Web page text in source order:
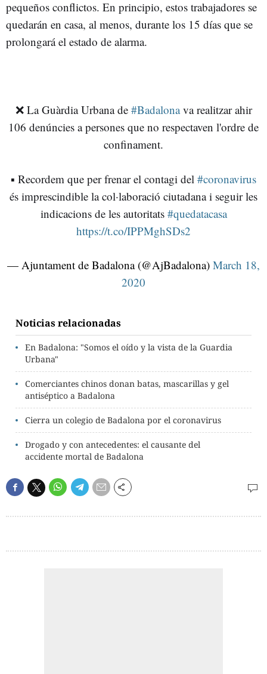
pequeños conflictos. En principio, estos trabajadores se
quedarán en casa, al menos, durante los 15 días que se
prolongará el estado de alarma.
❌ La Guàrdia Urbana de #Badalonava realitzar ahir
106 denúncies a persones que no respectaven l'ordre de
confinament.
▪️ Recordem que per frenar el contagi del #coronavirus
és imprescindible la col·laboració ciutadana i seguir les
indicacions de les autoritats #quedatacasa
https://t.co/IPPMghSDs2
— Ajuntament de Badalona (@AjBadalona) March 18,
2020
Noticias relacionadas
En Badalona: "Somos el oído y la vista de la Guardia
Urbana"
Comerciantes chinos donan batas, mascarillas y gel
antiséptico a Badalona
Cierra un colegio de Badalona por el coronavirus
Drogado y con antecedentes: el causante del
accidente mortal de Badalona